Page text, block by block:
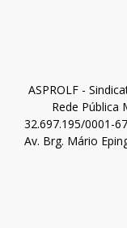
ASPROLF -
Rede Pública
32.697.195/0001-
Av. Brg. Mário